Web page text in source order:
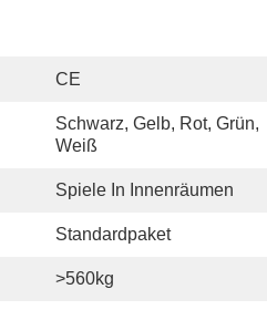
CE
Schwarz, Gelb, Rot, Grün,
Weiß
Spiele In Innenräumen
Standardpaket
>560kg